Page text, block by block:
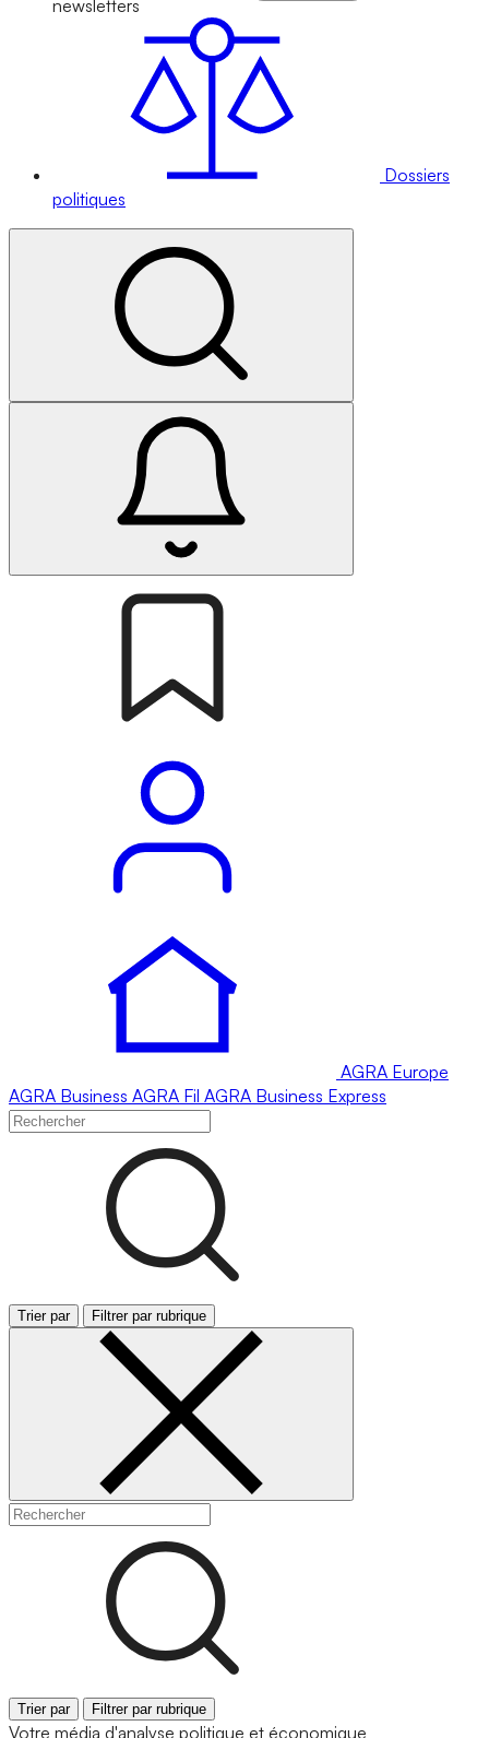
newsletters
Dossiers
politiques
AGRA Europe
AGRA Business AGRA Fil AGRA Business Express
Trier par Filtrer par rubrique
Trier par Filtrer par rubrique
Votre média d'analyse politique et économique